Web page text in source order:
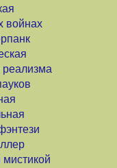
войнах
реализма